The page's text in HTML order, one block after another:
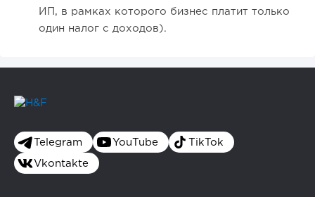
ИП, в рамках которого бизнес платит только
один налог с доходов).
Telegram YouTube TikTok
Vkontakte